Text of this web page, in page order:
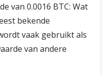
van 0.0016 BTC: Wat
bekende
vaak gebruikt als
van andere